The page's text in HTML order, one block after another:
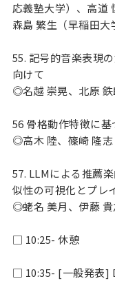
応義塾大学）、高道
森島 繁生（早稲田大
55. 記号的音楽表現
向けて
◎名越 崇晃、北原 鉄
56 骨格動作特徴に
◎高木 陸、篠崎 隆志
57. LLMによる推薦
似性の可視化とプレ
◎蛯名 美月、伊藤 貴
□ 10:25- 休憩
□ 10:35- [一般発表]